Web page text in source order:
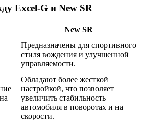
Excel-G и New SR
New SR
Предназначены для спортивного
стиля вождения и улучшенной
управляемости.
Обладают более жесткой
настройкой, что позволяет
увеличить стабильность
автомобиля в поворотах и на
скорости.